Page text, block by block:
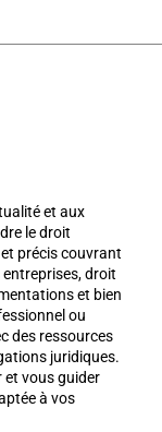
et aux
le droit
précis couvrant
droit
et bien
ou
des ressources
juridiques.
et vous guider
à vos